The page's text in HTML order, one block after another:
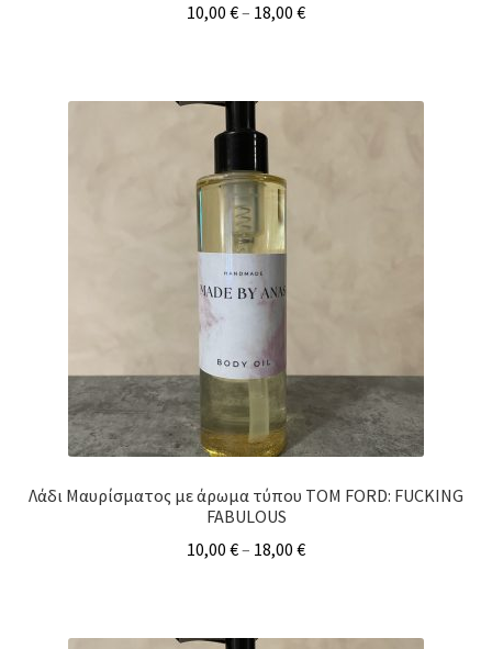
10,00 €– 18,00 €
Λάδι Μαυρίσματος με άρωμα τύπου TOM FORD: FUCKING
FABULOUS
10,00 €– 18,00 €